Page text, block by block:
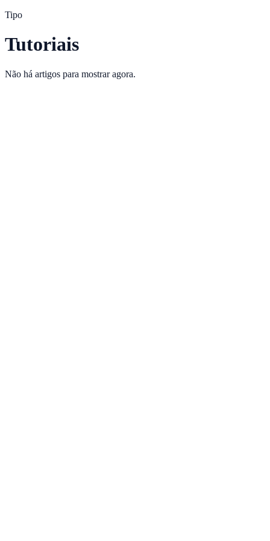
Tipo
Tutoriais
Não há artigos para mostrar agora.